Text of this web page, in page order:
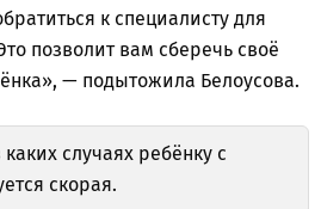
к специалисту для
позволит вам сберечь своё
— подытожила Белоусова.
каких случаях ребёнку с
скорая.